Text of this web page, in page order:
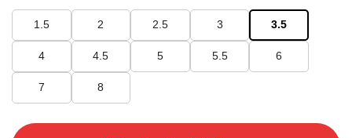
1.5 2 2.5 3 3.5
4 4.5 5 5.5 6
7 8